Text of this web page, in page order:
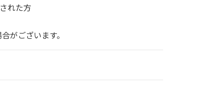
れた方
がございます。